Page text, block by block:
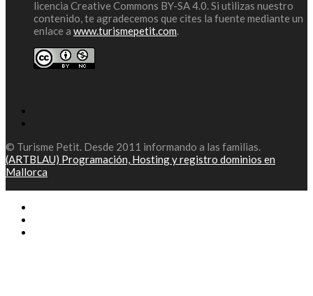
licencia Creative Commons BY-SA 4.0. Si utilizas nuestro
contenido, te agradecemos que cites la fuente mediante un
enlace a www.turismepetit.com.
© Turisme Petit. Desde 2011 informando a las familias.
(ARTBLAU) Programación, Hosting y registro dominios en
Mallorca